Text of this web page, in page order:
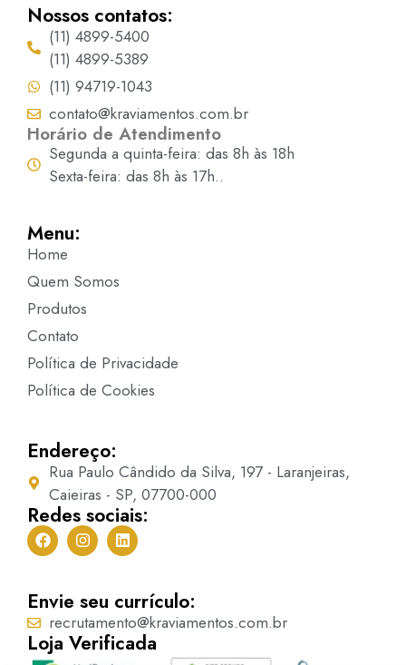
Nossos contatos:
(11) 4899-5400
(11) 4899-5389
(11) 94719-1043
contato@kraviamentos.com.br
Horário de Atendimento
Segunda a quinta-feira: das 8h às 18h
Sexta-feira: das 8h às 17h..
Menu:
Home
Quem Somos
Produtos
Contato
Política de Privacidade
Política de Cookies
Endereço:
Rua Paulo Cândido da Silva, 197 - Laranjeiras,
Caieiras - SP, 07700-000
Redes sociais:
Envie seu currículo:
recrutamento@kraviamentos.com.br
Loja Verificada